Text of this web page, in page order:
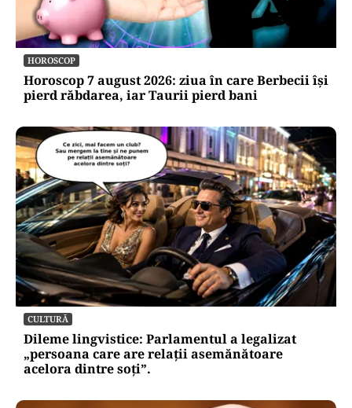
HOROSCOP
Horoscop 7 august 2026: ziua în care Berbecii își
pierd răbdarea, iar Taurii pierd bani
CULTURĂ
Dileme lingvistice: Parlamentul a legalizat
„persoana care are relații asemănătoare
acelora dintre soți”.